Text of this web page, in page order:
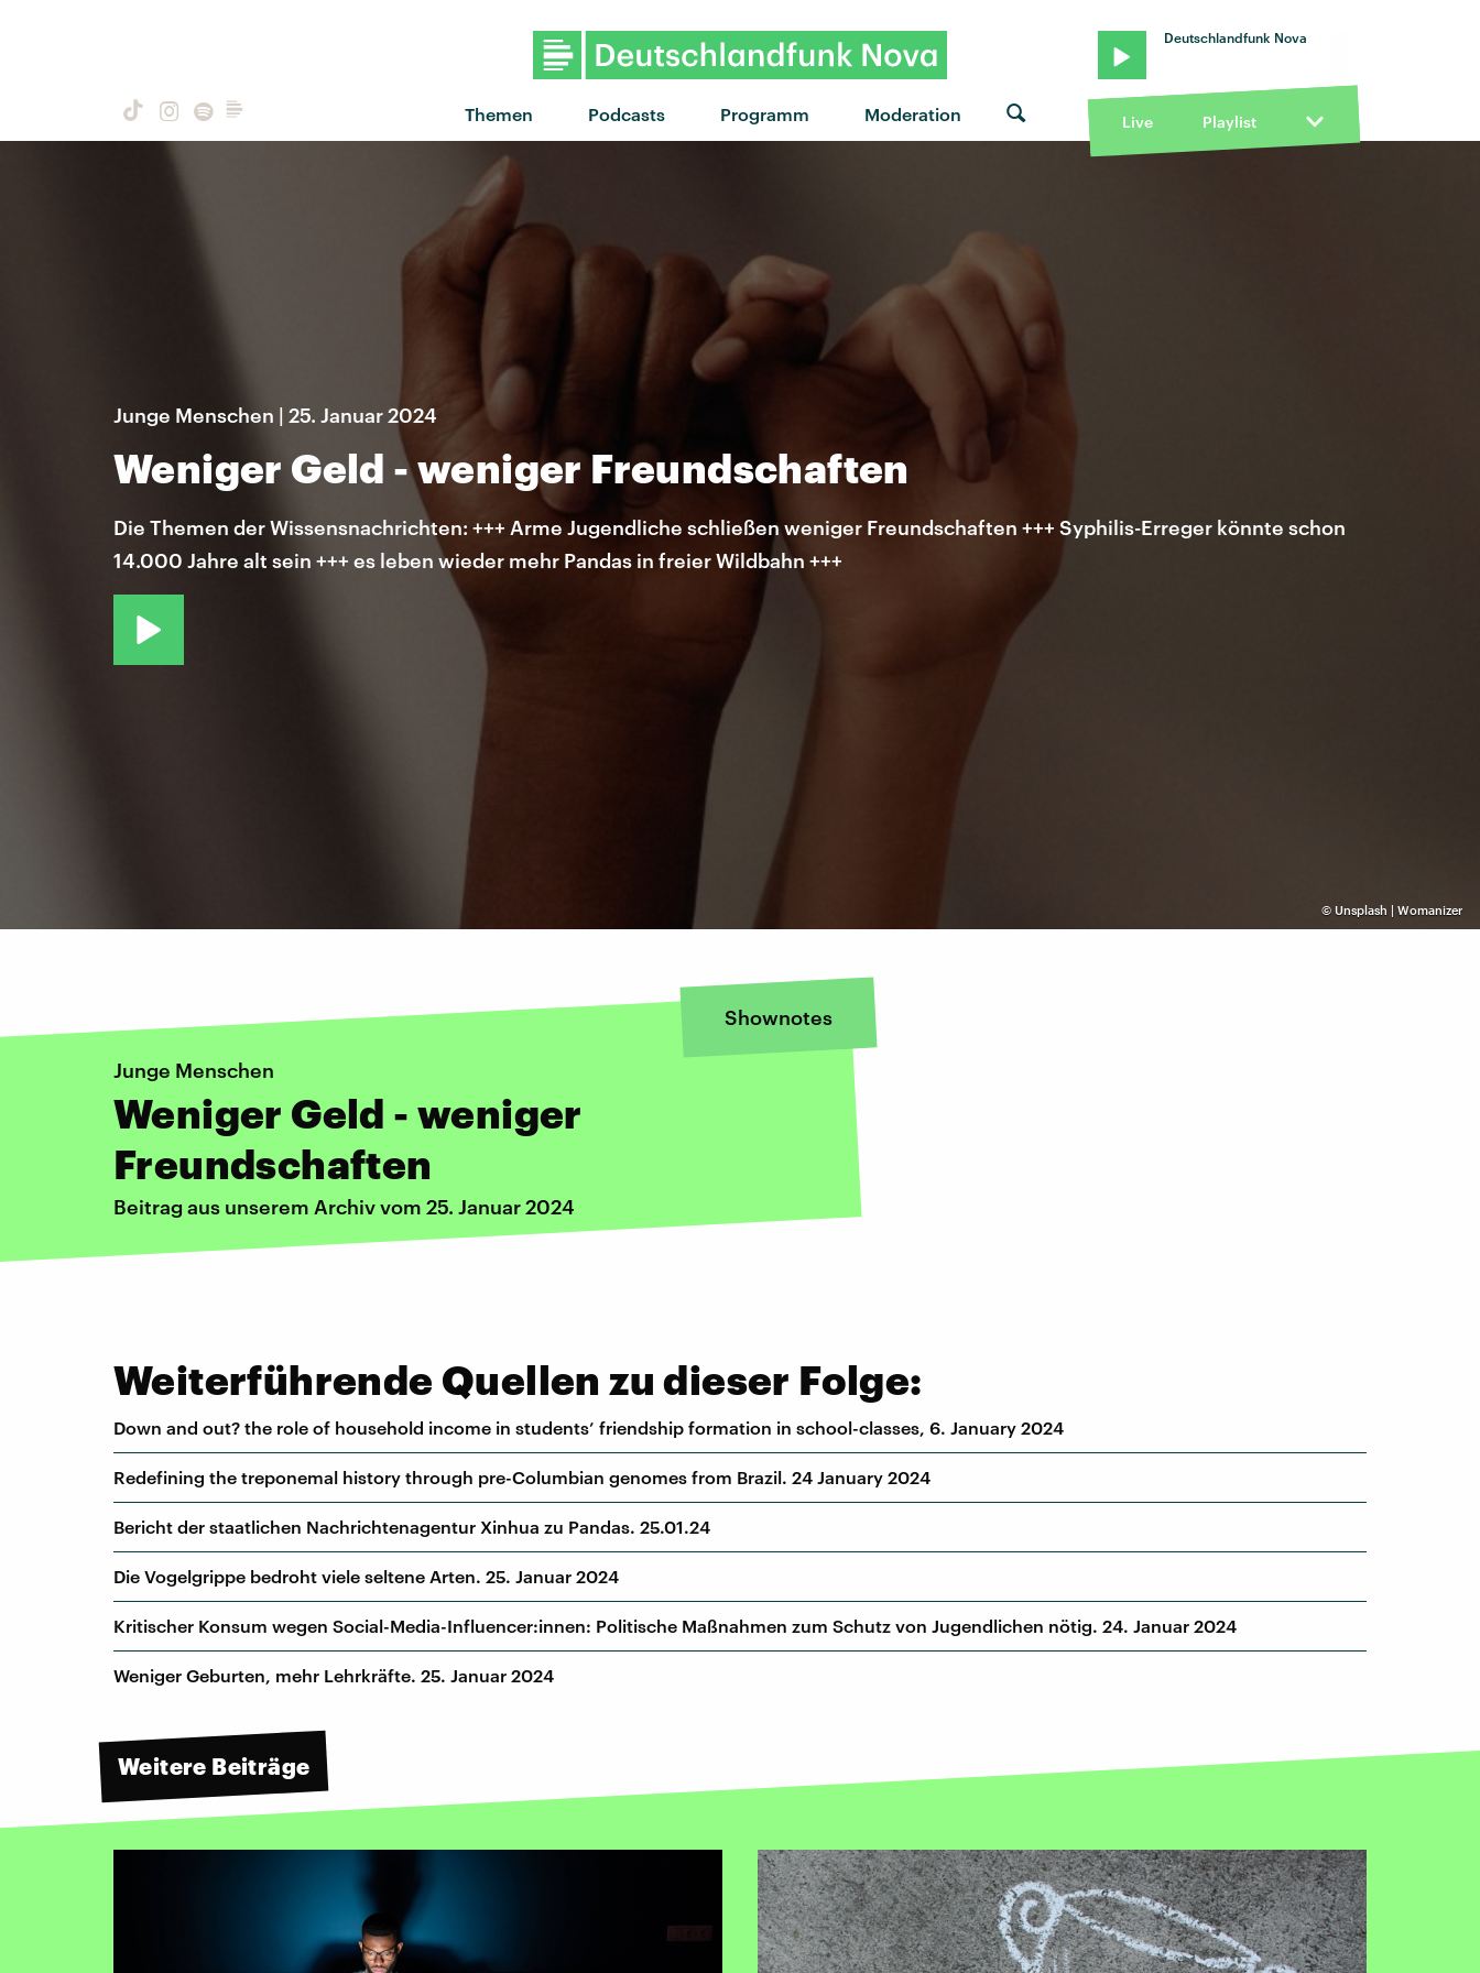
Themen Podcasts Programm Moderation
Deutschlandfunk Nova
Live Playlist
© Unsplash | Womanizer
Junge Menschen | 25. Januar 2024
Weniger Geld - weniger Freundschaften
Die Themen der Wissensnachrichten: +++ Arme Jugendliche schließen weniger Freundschaften +++ Syphilis-Erreger könnte schon
14.000 Jahre alt sein +++ es leben wieder mehr Pandas in freier Wildbahn +++
Shownotes
Junge Menschen
Weniger Geld - weniger
Freundschaften
Beitrag aus unserem Archiv vom 25. Januar 2024
Weiterführende Quellen zu dieser Folge:
Down and out? the role of household income in students’ friendship formation in school-classes, 6. January 2024
Redefining the treponemal history through pre-Columbian genomes from Brazil. 24 January 2024
Bericht der staatlichen Nachrichtenagentur Xinhua zu Pandas. 25.01.24
Die Vogelgrippe bedroht viele seltene Arten. 25. Januar 2024
Kritischer Konsum wegen Social-Media-Influencer:innen: Politische Maßnahmen zum Schutz von Jugendlichen nötig. 24. Januar 2024
Weniger Geburten, mehr Lehrkräfte. 25. Januar 2024
Weitere Beiträge